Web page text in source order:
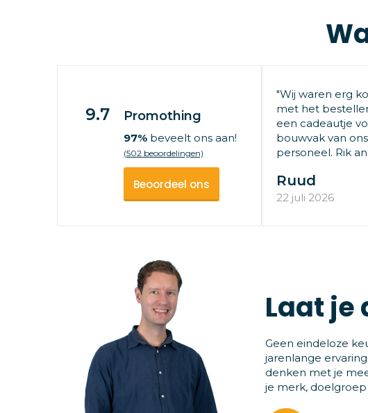
9.7 Promothing
97%beveelt ons aan!
(502 beoordelingen)
Beoordeel ons
"Wij waren erg
met het
een cadeautje
bouwvak van ons
personeel. Rik
Ruud
22 juli 2026
Laat je
Geen eindeloze
jarenlange
denken met je
je merk,